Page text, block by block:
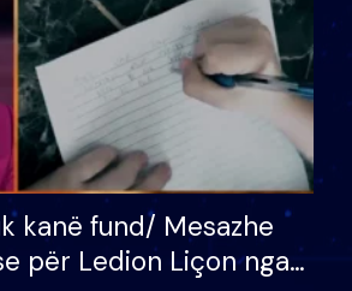
kanë fund/ Mesazhe
për Ledion Liçon nga